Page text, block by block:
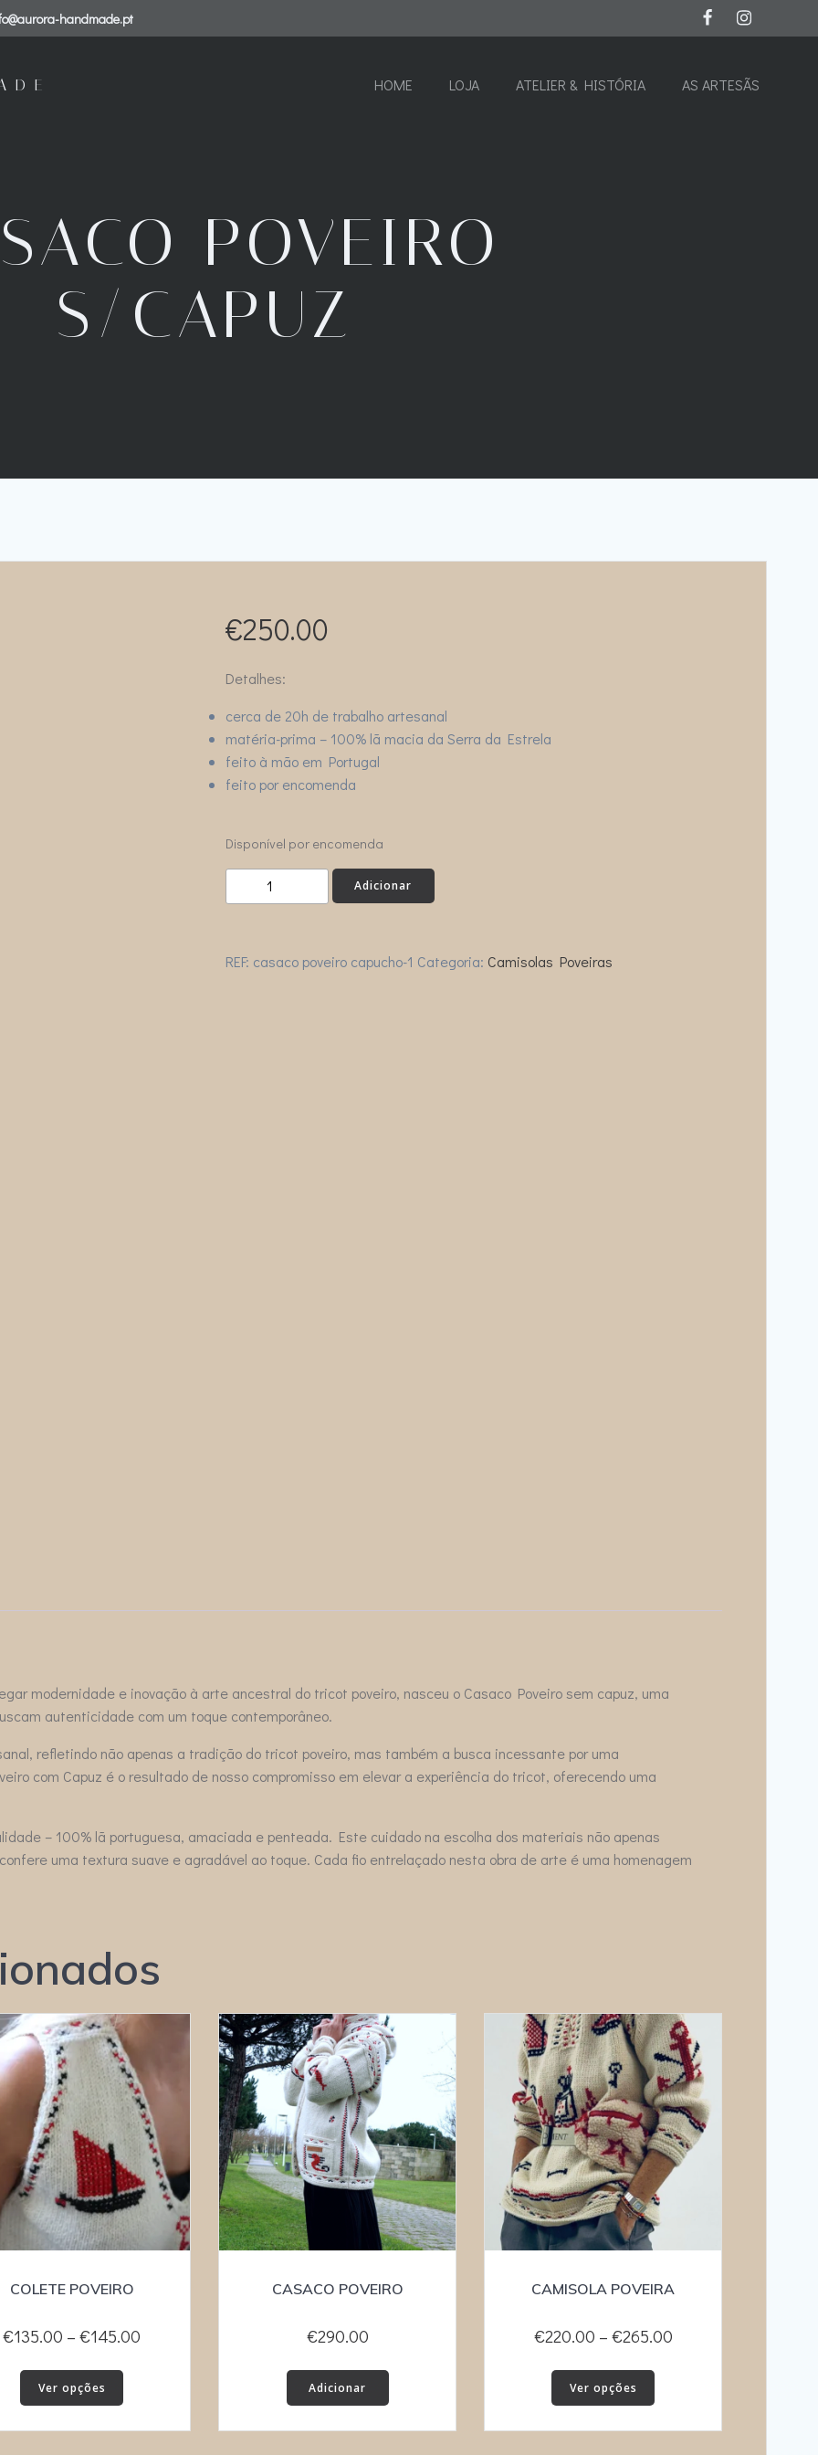
handmade.pt
HOME LOJA ATELIER & HISTÓRIA AS ARTESÃS
POVEIRO
S/CAPUZ
€250.00
Detalhes:
cerca de 20h de trabalho artesanal
matéria-prima – 100% lã macia da Serra da Estrela
feito à mão em Portugal
feito por encomenda
Disponível por encomenda
Quantidade
de
s/capuz
Adicionar
REF: casaco poveiro capucho-1 Categoria: Camisolas Poveiras
modernidade e inovação à arte ancestral do tricot poveiro, nasceu o Casaco Poveiro sem capuz, uma
autenticidade com um toque contemporâneo.
refletindo não apenas a tradição do tricot poveiro, mas também a busca incessante por uma
com Capuz é o resultado de nosso compromisso em elevar a experiência do tricot, oferecendo uma
– 100% lã portuguesa, amaciada e penteada. Este cuidado na escolha dos materiais não apenas
uma textura suave e agradável ao toque. Cada fio entrelaçado nesta obra de arte é uma homenagem
COLETE POVEIRO
€135.00 – €145.00
€145.00
Ver opções
This
CASACO POVEIRO
€290.00
Adicionar
CAMISOLA POVEIRA
€220.00 – €265.00Price
€265.00
Ver opções
This